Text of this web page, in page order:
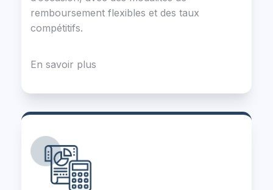
remboursement flexibles et des taux
compétitifs.
En savoir plus